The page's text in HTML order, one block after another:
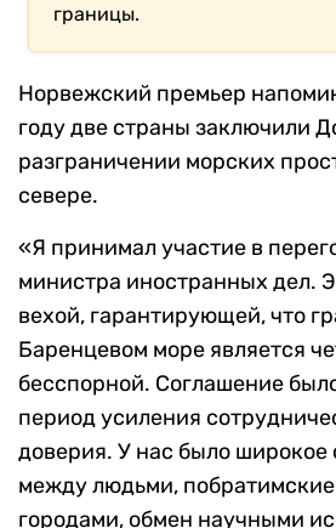
границы.
Норвежский премьер
году две страны заключили
разграничении морских
севере.
«Я принимал участие в
министра иностранных дел.
вехой, гарантирующей, что
Баренцевом море является
бесспорной. Соглашение
период усиления
доверия. У нас было широкое
между людьми,
городами, обмен научными